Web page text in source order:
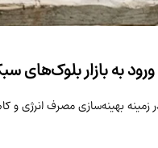
زمینه بهینه‌سازی مصرف انرژی